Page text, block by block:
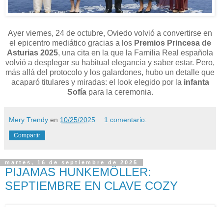
Ayer viernes, 24 de octubre, Oviedo volvió a convertirse en
el epicentro mediático gracias a los Premios Princesa de
Asturias 2025, una cita en la que la Familia Real española
volvió a desplegar su habitual elegancia y saber estar. Pero,
más allá del protocolo y los galardones, hubo un detalle que
acaparó titulares y miradas: el look elegido por la infanta
Sofía para la ceremonia.
Mery Trendy en 10/25/2025 1 comentario:
Compartir
martes, 16 de septiembre de 2025
PIJAMAS HUNKEMÖLLER:
SEPTIEMBRE EN CLAVE COZY